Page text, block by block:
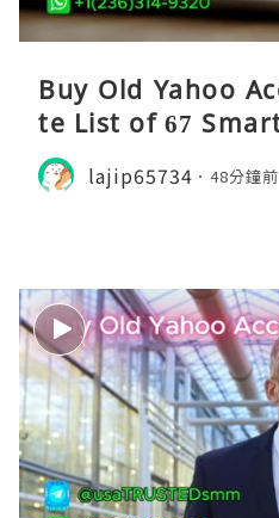
Buy Old Yahoo
te List of 67
lajip65734 48分鐘前